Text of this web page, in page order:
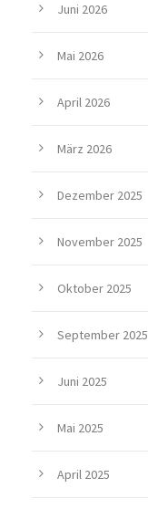
Juni 2026
Mai 2026
April 2026
März 2026
Dezember 2025
November 2025
Oktober 2025
September 2025
Juni 2025
Mai 2025
April 2025